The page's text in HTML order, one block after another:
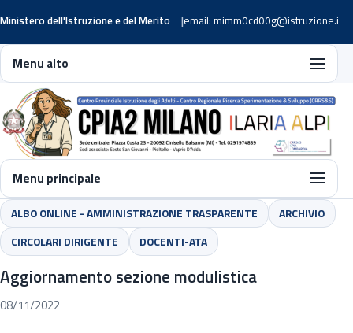
Ministero dell'Istruzione e del Merito email: mimm0cd00g@istruzione.it
Menu alto
Menu principale
ALBO ONLINE - AMMINISTRAZIONE TRASPARENTE
ARCHIVIO
CIRCOLARI DIRIGENTE
DOCENTI-ATA
Aggiornamento sezione modulistica
08/11/2022